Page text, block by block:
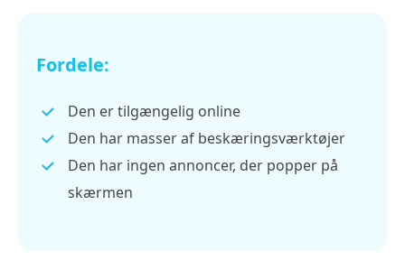
Fordele:
Den er tilgængelig online
Den har masser af beskæringsværktøjer
Den har ingen annoncer, der popper på
skærmen